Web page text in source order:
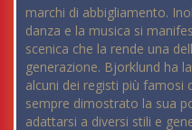
marchi di abbigliamento.
danza e la musica si
scenica che la rende una
generazione. Bjorklund ha
alcuni dei registi più famosi
sempre dimostrato la sua
adattarsi a diversi stili e